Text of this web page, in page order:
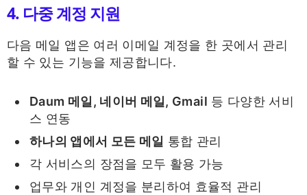
4. 다중 계정 지원
다음 메일 앱은 여러 이메일 계정을 한 곳에서 관리
할 수 있는 기능을 제공합니다.
Daum 메일, 네이버 메일, Gmail 등 다양한 서비
스 연동
하나의 앱에서 모든 메일 통합 관리
각 서비스의 장점을 모두 활용 가능
업무와 개인 계정을 분리하여 효율적 관리